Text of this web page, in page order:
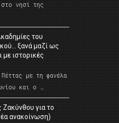
νησί της
του
ξανά μαζί ως
με ιστορικές
με τη φανέλα
και ο …
Ζακύνθου για το
ανακοίνωση)